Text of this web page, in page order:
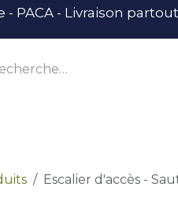
- PACA - Livraison
Escalier d'accès -